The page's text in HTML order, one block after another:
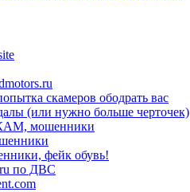
скамеров ободрать вас
(или нужно больше черточек)
мошенники
фейк обувь!
по ДВС